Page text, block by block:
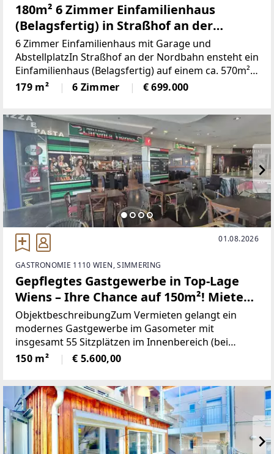
180m² 6 Zimmer Einfamilienhaus
(Belagsfertig) in Straßhof an der
Nordbahn
6 Zimmer Einfamilienhaus mit Garage und
AbstellplatzIn Straßhof an der Nordbahn ensteht ein
Einfamilienhaus (Belagsfertig) auf einem ca. 570m²
großem Grundstück.Das Haus (Ziegellmassiv mit
Flachdach) hat eine Wohnfläche von ca. 179m2 und
179 m² 6 Zimmer € 699.000
01.08.2026
GASTRONOMIE 1110 WIEN, SIMMERING
Gepflegtes Gastgewerbe in Top-Lage
Wiens – Ihre Chance auf 150m²! Miete
5.600€
ObjektbeschreibungZum Vermieten gelangt ein
modernes Gastgewerbe im Gasometer mit
insgesamt 55 Sitzplätzen im Innenbereich (bei
Feierlichkeiten bis zu 70 Plätze erweiterbar).
Ergänzend stehen ca. 30 Außenplätze sowie 25
150 m² € 5.600,00